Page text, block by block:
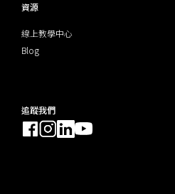
資源
線上教學中心
Blog
追蹤我們